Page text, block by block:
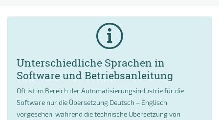
Unterschiedliche Sprachen in
Software und Betriebsanleitung
Oft ist im Bereich der Automatisierungsindustrie für die
Software nur die Übersetzung Deutsch – Englisch
vorgesehen, während die technische Übersetzung von